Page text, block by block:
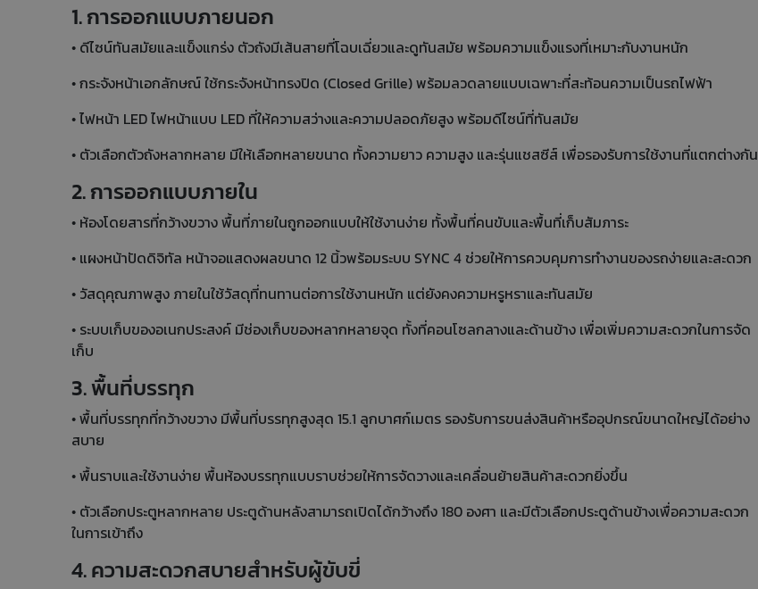
1. การออกแบบภายนอก
• ดีไซน์ทันสมัยและแข็งแกร่ง ตัวถังมีเส้นสายที่โฉบเฉี่ยวและดูทันสมัย พร้อมความแข็งแรงที่เหมาะกับงานหนัก
• กระจังหน้าเอกลักษณ์ ใช้กระจังหน้าทรงปิด (Closed Grille) พร้อมลวดลายแบบเฉพาะที่สะท้อนความเป็นรถไฟฟ้า
• ไฟหน้า LED ไฟหน้าแบบ LED ที่ให้ความสว่างและความปลอดภัยสูง พร้อมดีไซน์ที่ทันสมัย
• ตัวเลือกตัวถังหลากหลาย มีให้เลือกหลายขนาด ทั้งความยาว ความสูง และรุ่นแชสซีส์ เพื่อรองรับการใช้งานที่แตกต่างกัน
2. การออกแบบภายใน
• ห้องโดยสารที่กว้างขวาง พื้นที่ภายในถูกออกแบบให้ใช้งานง่าย ทั้งพื้นที่คนขับและพื้นที่เก็บสัมภาระ
• แผงหน้าปัดดิจิทัล หน้าจอแสดงผลขนาด 12 นิ้วพร้อมระบบ SYNC 4 ช่วยให้การควบคุมการทำงานของรถง่ายและสะดวก
• วัสดุคุณภาพสูง ภายในใช้วัสดุที่ทนทานต่อการใช้งานหนัก แต่ยังคงความหรูหราและทันสมัย
• ระบบเก็บของอเนกประสงค์ มีช่องเก็บของหลากหลายจุด ทั้งที่คอนโซลกลางและด้านข้าง เพื่อเพิ่มความสะดวกในการจัด
เก็บ
3. พื้นที่บรรทุก
• พื้นที่บรรทุกที่กว้างขวาง มีพื้นที่บรรทุกสูงสุด 15.1 ลูกบาศก์เมตร รองรับการขนส่งสินค้าหรืออุปกรณ์ขนาดใหญ่ได้อย่าง
สบาย
• พื้นราบและใช้งานง่าย พื้นห้องบรรทุกแบบราบช่วยให้การจัดวางและเคลื่อนย้ายสินค้าสะดวกยิ่งขึ้น
• ตัวเลือกประตูหลากหลาย ประตูด้านหลังสามารถเปิดได้กว้างถึง 180 องศา และมีตัวเลือกประตูด้านข้างเพื่อความสะดวก
ในการเข้าถึง
4. ความสะดวกสบายสำหรับผู้ขับขี่